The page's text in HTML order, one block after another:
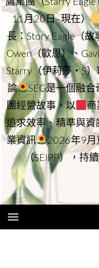
11月20日–現在）
長：Story Eagle（
Owen（歐恩）、
Starry（伊莉莎・S
論
SEG是一個融
團經營故事，以
商
追求效率、精準與資
業資訊
2026年9月
（SEIPP），持